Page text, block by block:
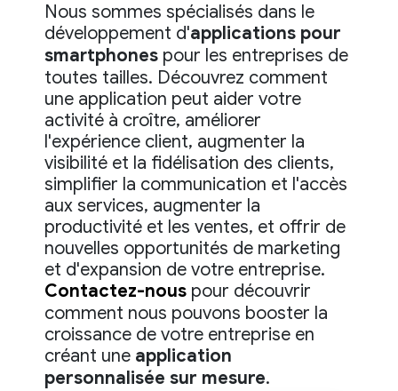
Nous sommes spécialisés dans le
développement d'applications pour
smartphones pour les entreprises de
toutes tailles. Découvrez comment
une application peut aider votre
activité à croître, améliorer
l'expérience client, augmenter la
visibilité et la fidélisation des clients,
simplifier la communication et l'accès
aux services, augmenter la
productivité et les ventes, et offrir de
nouvelles opportunités de marketing
et d'expansion de votre entreprise.
Contactez-nous pour découvrir
comment nous pouvons booster la
croissance de votre entreprise en
créant une application
personnalisée sur mesure.